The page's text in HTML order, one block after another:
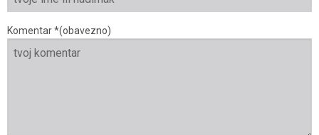
Komentar *(obavezno)